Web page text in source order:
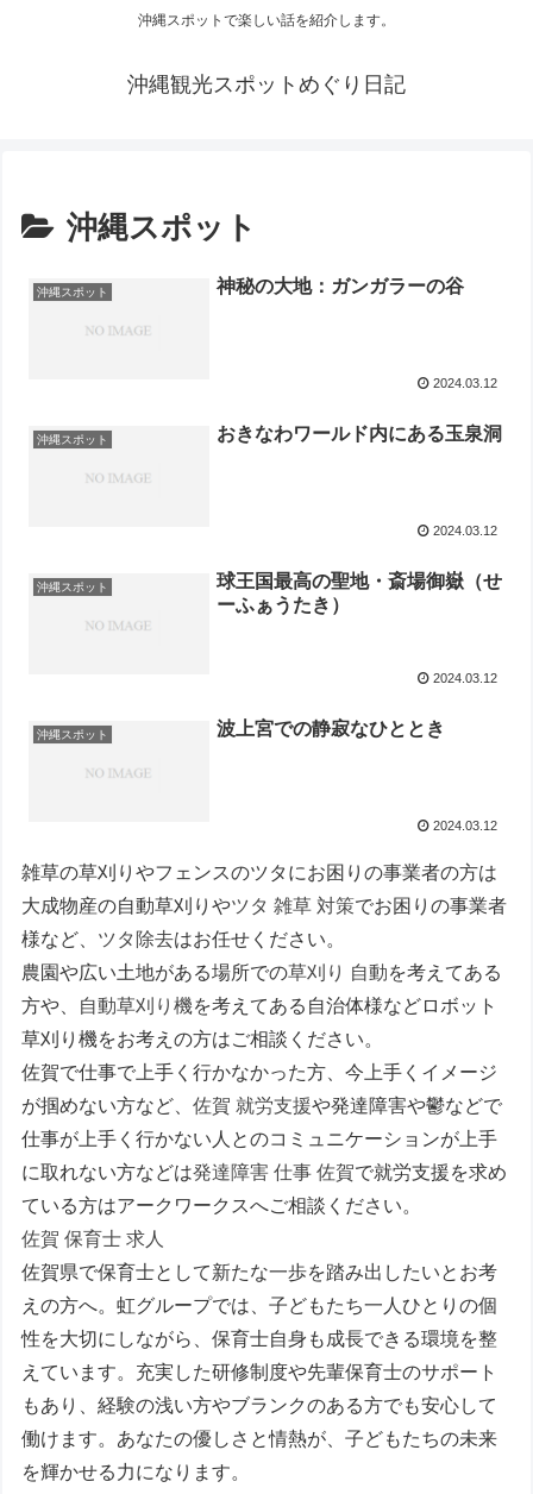
沖縄スポットで楽しい話を紹介します。
沖縄観光スポットめぐり日記
沖縄スポット
沖縄スポット 神秘の大地：ガンガラーの谷
2024.03.12
沖縄スポット おきなわワールド内にある玉泉洞
2024.03.12
沖縄スポット
球王国最高の聖地・斎場御嶽（せ
ーふぁうたき）
2024.03.12
沖縄スポット 波上宮での静寂なひととき
2024.03.12
雑草の草刈りやフェンスのツタにお困りの事業者の方は
大成物産の自動草刈りやツタ 雑草 対策でお困りの事業者
様など、 ツタ除去はお任せください。
農園や広い土地がある場所での草刈り 自動を考えてある
方や、
自動草刈り機を考えてある自治体様などロボット
草刈り機をお考えの方はご相談ください。
佐賀で仕事で上手く行かなかった方、今上手くイメージ
が掴めない方など、佐賀 就労支援や発達障害や鬱などで
仕事が上手く行かない人とのコミュニケーションが上手
に取れない方などは発達障害 仕事 佐賀で就労支援を求め
ている方はアークワークスへご相談ください。
佐賀 保育士 求人
佐賀県で保育士として新たな一歩を踏み出したいとお考
えの方へ。虹グループでは、子どもたち一人ひとりの個
性を大切にしながら、保育士自身も成長できる環境を整
えています。充実した研修制度や先輩保育士のサポート
もあり、経験の浅い方やブランクのある方でも安心して
働けます。あなたの優しさと情熱が、子どもたちの未来
を輝かせる力になります。